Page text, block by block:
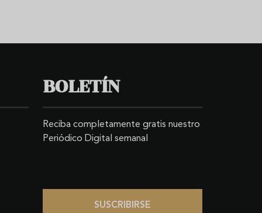
BOLETÍN
Reciba completamente gratis nuestro
Periódico Digital semanal
SUSCRIBIRSE